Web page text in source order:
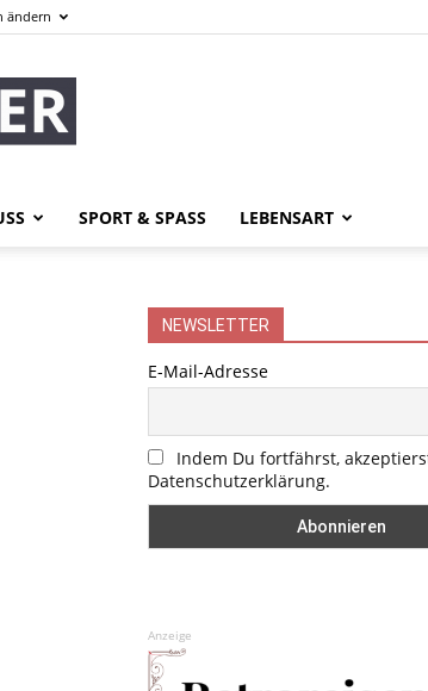
ändern
SPORT & SPASS LEBENSART
NEWSLETTER
E-Mail-Adresse
Indem Du fortfährst,
Datenschutzerklärung.
Anzeige